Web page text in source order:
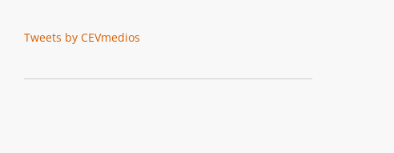
Tweets by CEVmedios